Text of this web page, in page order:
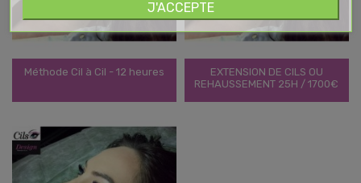
Méthode Cil à Cil - 12 heures
EXTENSION DE CILS OU
REHAUSSEMENT 25H / 1700€
J'ACCEPTE